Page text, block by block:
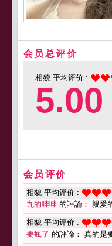
会员总评价
相貌 平均评价 :
5.00
会员评价
相貌 平均评价 :
九的哇哇 的評論： 親愛
相貌 平均评价 :
要瘋了 的評論： 真的是